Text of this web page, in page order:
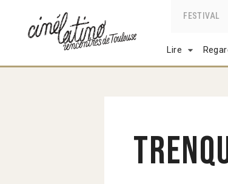
FESTIVAL
Lire